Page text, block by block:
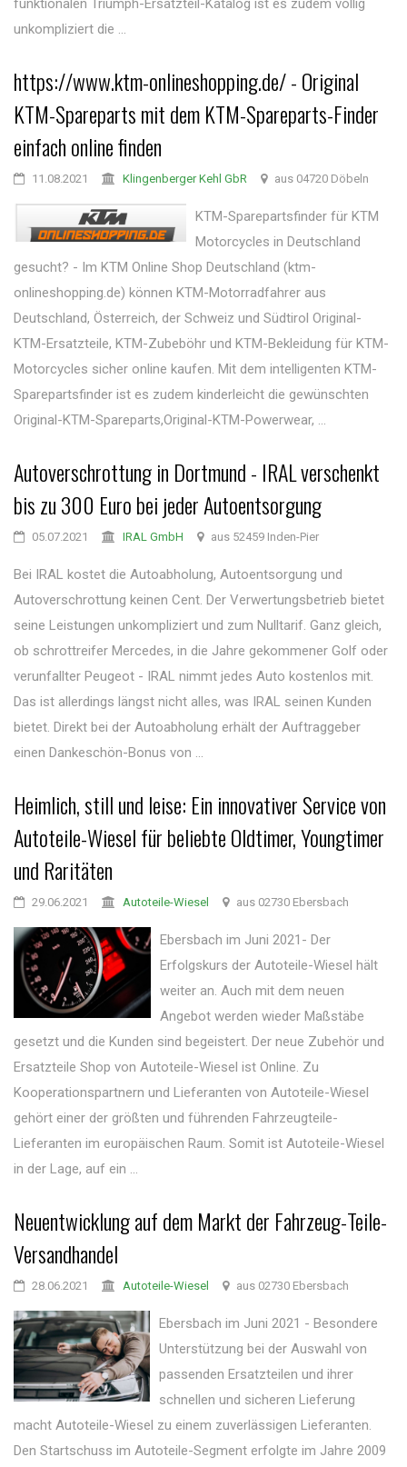
funktionalen Triumph-Ersatzteil-Katalog ist es zudem völlig
unkompliziert die ...
https://www.ktm-onlineshopping.de/ - Original
KTM-Spareparts mit dem KTM-Spareparts-Finder
einfach online finden
11.08.2021 Klingenberger Kehl GbR aus 04720 Döbeln
KTM-Sparepartsfinder für KTM
Motorcycles in Deutschland
gesucht? - Im KTM Online Shop Deutschland (ktm-
onlineshopping.de) können KTM-Motorradfahrer aus
Deutschland, Österreich, der Schweiz und Südtirol Original-
KTM-Ersatzteile, KTM-Zubeböhr und KTM-Bekleidung für KTM-
Motorcycles sicher online kaufen. Mit dem intelligenten KTM-
Sparepartsfinder ist es zudem kinderleicht die gewünschten
Original-KTM-Spareparts,Original-KTM-Powerwear, ...
Autoverschrottung in Dortmund - IRAL verschenkt
bis zu 300 Euro bei jeder Autoentsorgung
05.07.2021 IRAL GmbH aus 52459 Inden-Pier
Bei IRAL kostet die Autoabholung, Autoentsorgung und
Autoverschrottung keinen Cent. Der Verwertungsbetrieb bietet
seine Leistungen unkompliziert und zum Nulltarif. Ganz gleich,
ob schrottreifer Mercedes, in die Jahre gekommener Golf oder
verunfallter Peugeot - IRAL nimmt jedes Auto kostenlos mit.
Das ist allerdings längst nicht alles, was IRAL seinen Kunden
bietet. Direkt bei der Autoabholung erhält der Auftraggeber
einen Dankeschön-Bonus von ...
Heimlich, still und leise: Ein innovativer Service von
Autoteile-Wiesel für beliebte Oldtimer, Youngtimer
und Raritäten
29.06.2021 Autoteile-Wiesel aus 02730 Ebersbach
Ebersbach im Juni 2021- Der
Erfolgskurs der Autoteile-Wiesel hält
weiter an. Auch mit dem neuen
Angebot werden wieder Maßstäbe
gesetzt und die Kunden sind begeistert. Der neue Zubehör und
Ersatzteile Shop von Autoteile-Wiesel ist Online. Zu
Kooperationspartnern und Lieferanten von Autoteile-Wiesel
gehört einer der größten und führenden Fahrzeugteile-
Lieferanten im europäischen Raum. Somit ist Autoteile-Wiesel
in der Lage, auf ein ...
Neuentwicklung auf dem Markt der Fahrzeug-Teile-
Versandhandel
28.06.2021 Autoteile-Wiesel aus 02730 Ebersbach
Ebersbach im Juni 2021 - Besondere
Unterstützung bei der Auswahl von
passenden Ersatzteilen und ihrer
schnellen und sicheren Lieferung
macht Autoteile-Wiesel zu einem zuverlässigen Lieferanten.
Den Startschuss im Autoteile-Segment erfolgte im Jahre 2009